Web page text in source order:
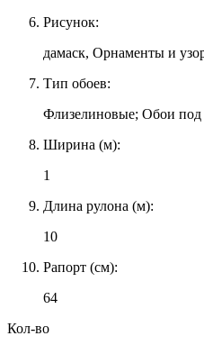
Рисунок:
дамаск, Орнаменты и
Тип обоев:
Флизелиновые; Обои под
Ширина (м):
1
Длина рулона (м):
10
Рапорт (см):
64
Кол-во